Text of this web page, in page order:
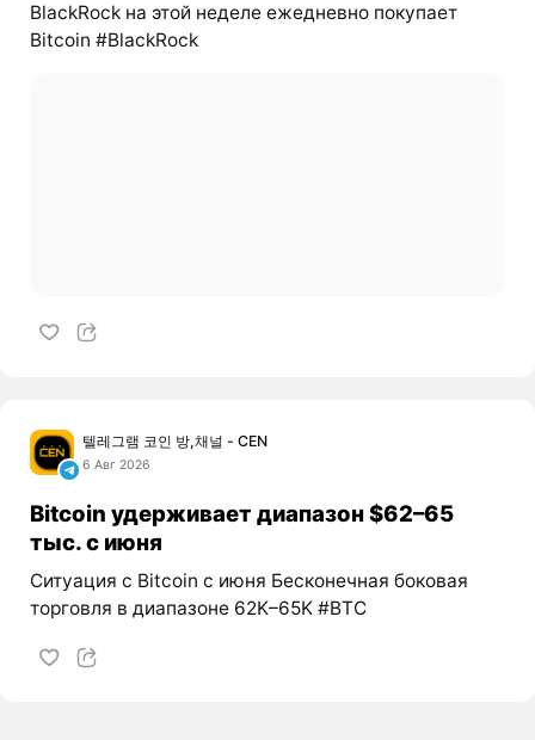
BlackRock на этой неделе ежедневно покупает
Bitcoin #BlackRock
텔레그램 코인 방,채널 - CEN
6 Авг 2026
Bitcoin удерживает диапазон $62–65
тыс. с июня
Ситуация с Bitcoin с июня Бесконечная боковая
торговля в диапазоне 62K–65K #BTC